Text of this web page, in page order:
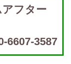
フター
6607-3587